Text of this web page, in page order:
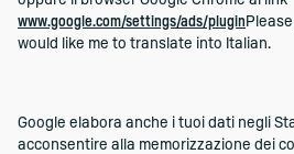
www.google.com/settings/ads/plugin
would like me to translate into Italian.
Google elabora anche i tuoi dati negli
acconsentire alla memorizzazione dei